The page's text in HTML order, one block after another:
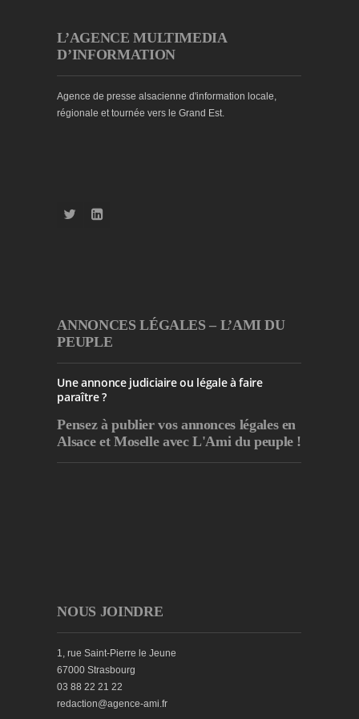
L’AGENCE MULTIMEDIA
D’INFORMATION
Agence de presse alsacienne d'information locale,
régionale et tournée vers le Grand Est.
ANNONCES LÉGALES – L’AMI DU
PEUPLE
Une annonce judiciaire ou légale à faire
paraître ?
Pensez à publiervos annonces légales en
Alsace et Moselle avec L'Ami du peuple !
NOUS JOINDRE
1, rue Saint-Pierre le Jeune
67000 Strasbourg
03 88 22 21 22
redaction@agence-ami.fr